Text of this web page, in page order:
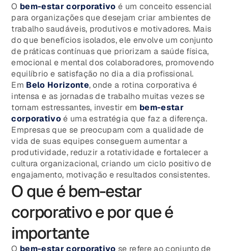
O bem-estar corporativo é um conceito essencial
para organizações que desejam criar ambientes de
trabalho saudáveis, produtivos e motivadores. Mais
do que benefícios isolados, ele envolve um conjunto
de práticas contínuas que priorizam a saúde física,
emocional e mental dos colaboradores, promovendo
equilíbrio e satisfação no dia a dia profissional.
Em Belo Horizonte, onde a rotina corporativa é
intensa e as jornadas de trabalho muitas vezes se
tornam estressantes, investir em bem-estar
corporativoé uma estratégia que faz a diferença.
Empresas que se preocupam com a qualidade de
vida de suas equipes conseguem aumentar a
produtividade, reduzir a rotatividade e fortalecer a
cultura organizacional, criando um ciclo positivo de
engajamento, motivação e resultados consistentes.
O que é bem-estar
corporativo e por que é
importante
O bem-estar corporativo se refere ao conjunto de